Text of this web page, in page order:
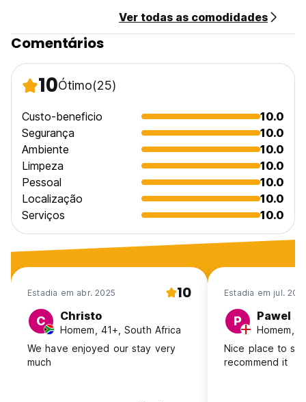
Ver todas as comodidades
Comentários
10Ótimo(25)
Custo-beneficio
10.0
Segurança
10.0
Ambiente
10.0
Limpeza
10.0
Pessoal
10.0
Localização
10.0
Serviços
10.0
Estadia em abr. 2025 10
C Christo
Homem, 41+, South Africa
We have enjoyed our stay very
much
Estadia em jul.
P Pawel
Homem,
Nice place to
recommend it